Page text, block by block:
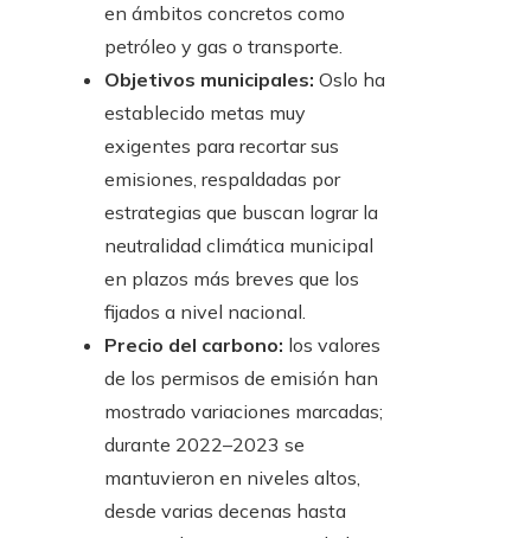
en ámbitos concretos como
petróleo y gas o transporte.
Objetivos municipales: Oslo ha
establecido metas muy
exigentes para recortar sus
emisiones, respaldadas por
estrategias que buscan lograr la
neutralidad climática municipal
en plazos más breves que los
fijados a nivel nacional.
Precio del carbono: los valores
de los permisos de emisión han
mostrado variaciones marcadas;
durante 2022–2023 se
mantuvieron en niveles altos,
desde varias decenas hasta